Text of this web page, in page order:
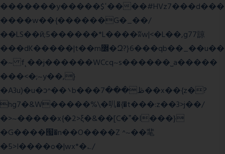
�������y�����$ߵ����#HVz7���d���
����w��{������G�_��/
��LS��ӣ;5������*L����ʬw|<�L��,g77諒
���dK�����|t��m߼�Զ?}6���qb��_��u��
�~ f˛��j������WCcq~s������˽a�����
���<�;~y��,}
�A3u)�u�ͻ^��܌b���ڟ���7��x��{z�?
hg7�&W�����%\�䶷�{�t���:z��3>j��/
�>~�����x{�2>ξ�&��[C�ˮ�I���}
�G����՗�n��O����Z ^~��靟
�5>I����o�|wx*�؎/